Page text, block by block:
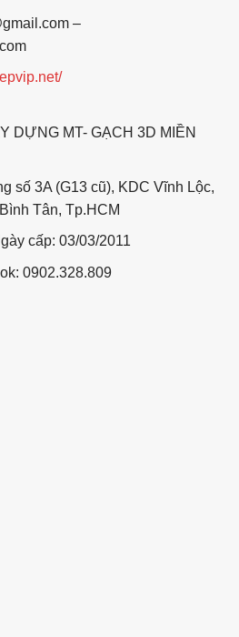
–
DỰNG MT- GẠCH 3D MIỀN
số 3A (G13 cũ), KDC Vĩnh Lộc,
Tân, Tp.HCM
cấp: 03/03/2011
0902.328.809